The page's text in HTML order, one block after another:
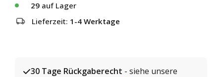
29 auf Lager
Lieferzeit: 1-4 Werktage
30 Tage Rückgaberecht - siehe unsere